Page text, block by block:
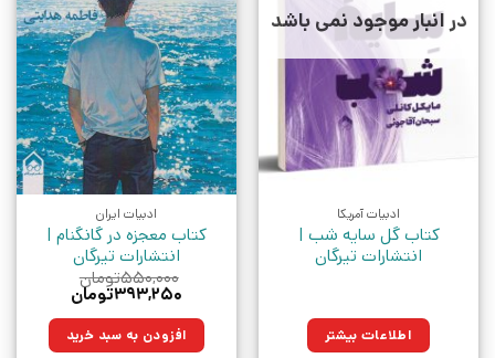
در انبار موجود نمی باشد
ادبیات آمریکا
کتاب گل سایه شب |
انتشارات تیرگان
اطلاعات بیشتر
ادبیات ایران
کتاب معجزه در گانگنام |
انتشارات تیرگان
۵۵۰,۰۰۰تومان
قیمت
۵۵۰,۰۰۰تومان
بود.
۳۹۳,۲۵۰تومان
۳۹۳,۲۵۰تومان.افزودن به سبد خرید